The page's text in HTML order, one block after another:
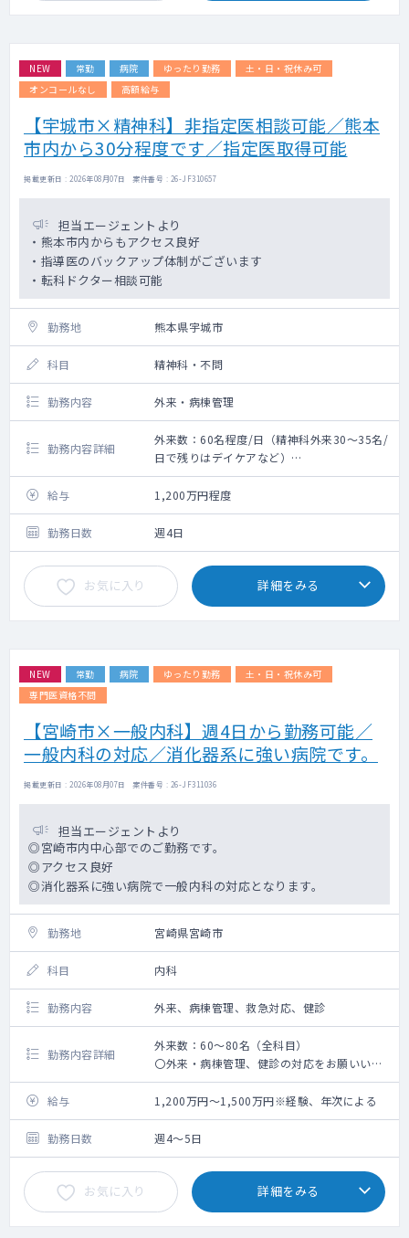
NEW 常勤 病院 ゆったり勤務
土・日・祝休み可
オンコールなし
高額給与
【宇城市×精神科】非指定医相談可能／熊本
市内から30分程度です／指定医取得可能
掲載更新日 : 2026年08月07日 案件番号 : 26-JF310657
担当エージェントより
・熊本市内からもアクセス良好
・指導医のバックアップ体制がございます
・転科ドクター相談可能
勤務地 熊本県宇城市
科目 精神科・不問
勤務内容 外来・病棟管理
勤務内容詳細
外来数：60名程度/日（精神科外来30～35名/
日で残りはデイケアなど）
救急搬入数：なし
〇外来・病棟の対応
〇うつ病、認知症の患者の割合が高いです
（アルコール依存症も稀にいます）
〇指導医のサポート体制がございます。
給与 1,200万円程度
勤務日数 週4日
お気に入り 詳細をみる
NEW 常勤 病院 ゆったり勤務
土・日・祝休み可
専門医資格不問
【宮崎市×一般内科】週4日から勤務可能／
一般内科の対応／消化器系に強い病院です。
掲載更新日 : 2026年08月07日 案件番号 : 26-JF311036
担当エージェントより
◎宮崎市内中心部でのご勤務です。
◎アクセス良好
◎消化器系に強い病院で一般内科の対応となります。
勤務地 宮崎県宮崎市
科目 内科
勤務内容 外来、病棟管理、救急対応、健診
勤務内容詳細
外来数：60～80名（全科目）
〇外来・病棟管理、健診の対応をお願いいた
します。
〇救急車は月30件程度です。
〇高齢者の慢性疾患の対応がほとんどです。
給与 1,200万円～1,500万円※経験、年次による
勤務日数 週4～5日
お気に入り 詳細をみる